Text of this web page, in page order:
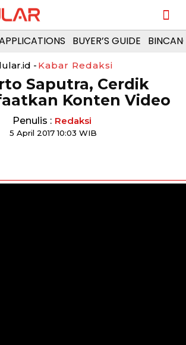
BUYER’S GUIDE
- Kabar Redaksi
Saputra, Cerdik
Konten Video
Penulis : Redaksi
5 April 2017 10:03 WIB